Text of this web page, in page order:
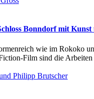
Bonndorf mit
wie im Rokoko
Film sind die Arbeiten